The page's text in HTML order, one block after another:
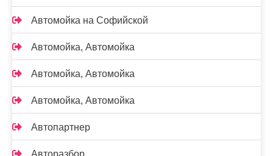
Автомойка на Софийской
Автомойка, Автомойка
Автомойка, Автомойка
Автомойка, Автомойка
Автопартнер